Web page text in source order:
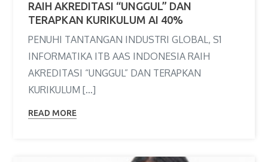
RAIH AKREDITASI “UNGGUL” DAN
TERAPKAN KURIKULUM AI 40%
PENUHI TANTANGAN INDUSTRI GLOBAL, S1
INFORMATIKA ITB AAS INDONESIA RAIH
AKREDITASI “UNGGUL” DAN TERAPKAN
KURIKULUM […]
READ MORE